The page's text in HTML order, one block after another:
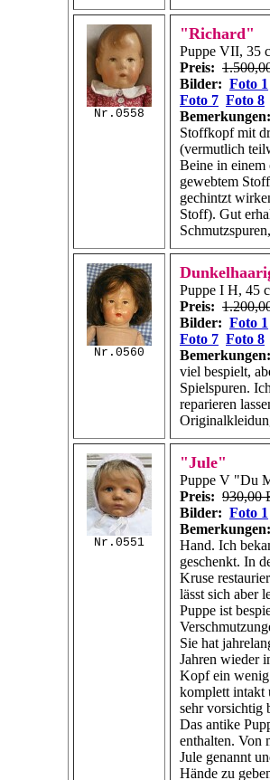
Nr.0558
"Richard"
Puppe VII, 35
Preis:
Bilder: Foto 1
Foto 7 Foto 8
Bemerkungen:
Stoffkopf mit
(vermutlich
Beine in einem
gewebtem
gechintzt
Stoff). Gut
Nr.0560
Puppe I H, 45
Preis:
Bilder: Foto 1
Foto 7 Foto 8
Bemerkungen:
viel bespielt,
Spielspuren.
reparieren
Nr.0551
"Jule"
Puppe V "Du
Preis: 930,00
Bilder: Foto 1
Bemerkungen:
Hand. Ich
geschenkt. In
Kruse
lässt sich aber
Puppe ist
Sie hat
Jahren wieder
Kopf ein
komplett intakt
sehr vorsichtig
Das antike
enthalten. Von
Jule genannt
Hände zu